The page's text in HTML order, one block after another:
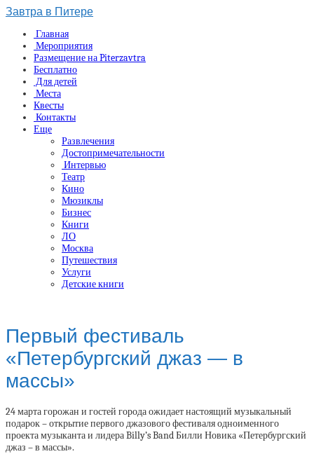
Завтра в Питере
Главная
Мероприятия
Размещение на Piterzavtra
Бесплатно
Для детей
Места
Квесты
Контакты
Еще
Развлечения
Достопримечательности
Интервью
Театр
Кино
Мюзиклы
Бизнес
Книги
ЛО
Москва
Путешествия
Услуги
Детские книги
Первый фестиваль
«Петербургский джаз — в
массы»
24 марта горожан и гостей города ожидает настоящий музыкальный
подарок – открытие первого джазового фестиваля одноименного
проекта музыканта и лидера Billy’s Band Билли Новика «Петербургский
джаз – в массы».